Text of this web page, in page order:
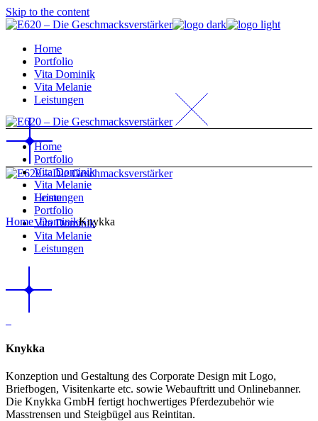
Skip to the content
Home
Portfolio
Vita Dominik
Vita Melanie
Leistungen
Home
Portfolio
Vita Dominik
Vita Melanie
Leistungen
Home
Portfolio
Vita Dominik
Vita Melanie
Leistungen
Home_DominikKnykka
Knykka
Konzeption und Gestaltung des Corporate Design mit Logo,
Briefbogen, Visitenkarte etc. sowie Webauftritt und Onlinebanner.
Die Knykka GmbH fertigt hochwertiges Pferdezubehör wie
Masstrensen und Steigbügel aus Reintitan.